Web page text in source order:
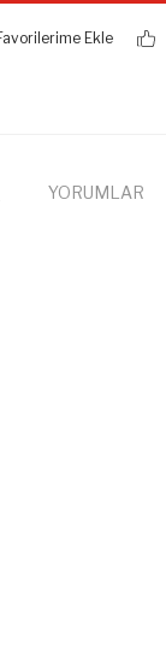
YORUMLAR